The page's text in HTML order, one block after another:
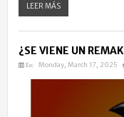
LEER MÁS
¿SE VIENE UN
En: Monday, March 17, 2025